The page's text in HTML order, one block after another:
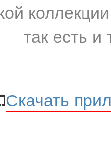
так есть и
Скачать